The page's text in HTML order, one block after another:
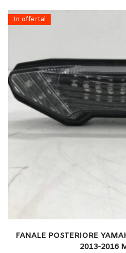
In offerta!
FANALE POSTERIORE
2013-2016